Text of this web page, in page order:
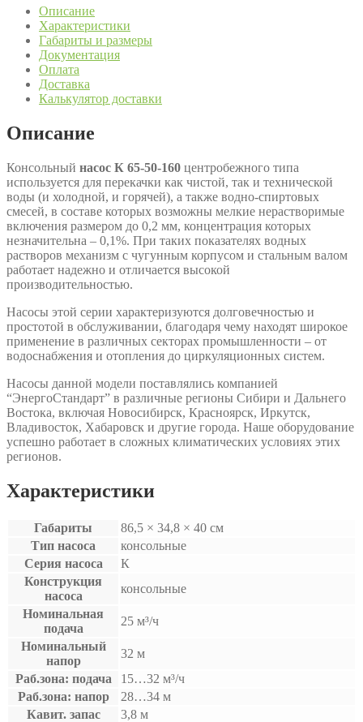
Описание
Характеристики
Габариты и размеры
Документация
Оплата
Доставка
Калькулятор доставки
Описание
Консольный насос К 65-50-160 центробежного типа
используется для перекачки как чистой, так и технической
воды (и холодной, и горячей), а также водно-спиртовых
смесей, в составе которых возможны мелкие нерастворимые
включения размером до 0,2 мм, концентрация которых
незначительна – 0,1%. При таких показателях водных
растворов механизм с чугунным корпусом и стальным валом
работает надежно и отличается высокой
производительностью.
Насосы этой серии характеризуются долговечностью и
простотой в обслуживании, благодаря чему находят широкое
применение в различных секторах промышленности – от
водоснабжения и отопления до циркуляционных систем.
Насосы данной модели поставлялись компанией
“ЭнергоСтандарт” в различные регионы Сибири и Дальнего
Востока, включая Новосибирск, Красноярск, Иркутск,
Владивосток, Хабаровск и другие города. Наше оборудование
успешно работает в сложных климатических условиях этих
регионов.
Характеристики
Габариты
86,5 × 34,8 × 40 см
Тип насоса
консольные
Серия насоса
К
Конструкция
насоса
консольные
Номинальная
подача
25 м³/ч
Номинальный
напор
32 м
Раб.зона: подача
15…32 м³/ч
Раб.зона: напор
28…34 м
Кавит. запас
3,8 м